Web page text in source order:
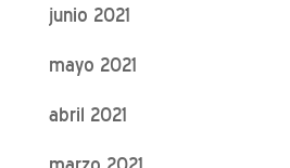
junio 2021
mayo 2021
abril 2021